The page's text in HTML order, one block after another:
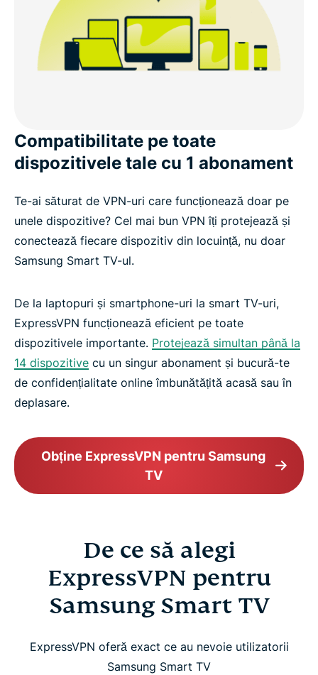
Compatibilitate pe toate
dispozitivele tale cu 1 abonament
Te-ai săturat de VPN-uri care funcționează doar pe
unele dispozitive? Cel mai bun VPN îți protejează și
conectează fiecare dispozitiv din locuință, nu doar
Samsung Smart TV-ul.
De la laptopuri și smartphone-uri la smart TV-uri,
ExpressVPN funcționează eficient pe toate
dispozitivele importante. Protejează simultan până la
14 dispozitive cu un singur abonament și bucură-te
de confidențialitate online îmbunătățită acasă sau în
deplasare.
Obține ExpressVPN pentru Samsung
TV
De ce să alegi
ExpressVPN pentru
Samsung Smart TV
ExpressVPN oferă exact ce au nevoie utilizatorii
Samsung Smart TV